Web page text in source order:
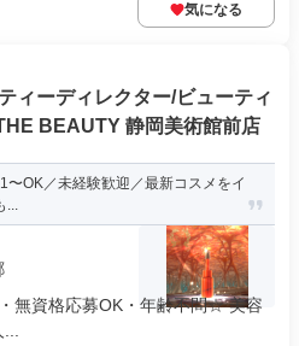
気になる
ィーディレクター/ビューティ
BEAUTY 静岡美術館前店
〜OK／未経験歓迎／最新コスメをイ
...
無資格応募OK・年齢不問☆ 美容